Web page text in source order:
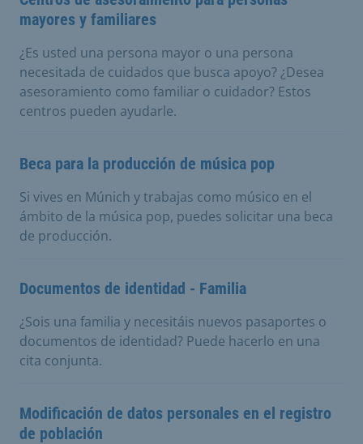
mayores y familiares
¿Es usted una persona mayor o una persona
necesitada de cuidados que busca apoyo? ¿Desea
asesoramiento como familiar o cuidador? Estos
centros pueden ayudarle.
Beca para la producción de música pop
Si vives en Múnich y trabajas como músico en el
ámbito de la música pop, puedes solicitar una beca
de producción.
Documentos de identidad - Familia
¿Sois una familia y necesitáis nuevos pasaportes o
documentos de identidad? Puede hacerlo en una
cita conjunta.
Modificación de datos personales en el registro
de población